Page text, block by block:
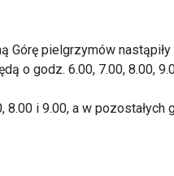
Górę pielgrzymów
o godz. 6.00, 7.00, 8.00,
i 9.00, a w